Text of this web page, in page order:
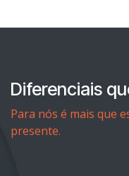
Diferenciais
Para nós é mais que
presente.